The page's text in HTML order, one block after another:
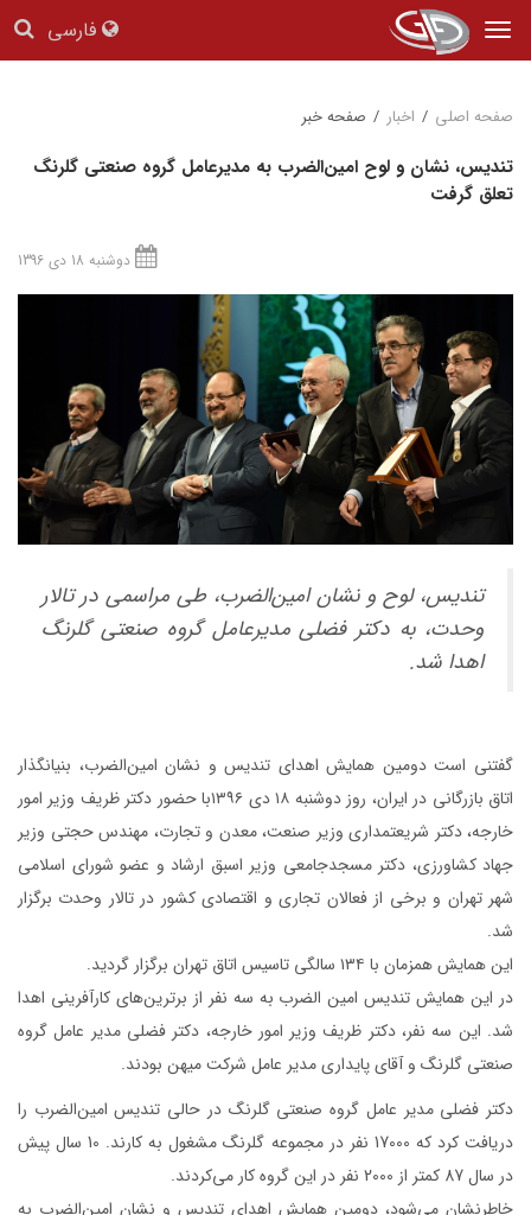
فارسی
صفحه اصلی / اخبار / صفحه خبر
تندیس، نشان و لوح امین‌‌الضرب به مدیرعامل گروه صنعتی گلرنگ
تعلق گرفت
دوشنبه 18 دی 1396
تندیس، لوح و نشان امین‌‌الضرب، طی مراسمی در تالار
وحدت، به دکتر فضلی مدیرعامل گروه صنعتی گلرنگ
اهدا شد.
گفتنی است دومین همایش اهدای تندیس و نشان امین‌الضرب، بنیانگذار
اتاق بازرگانی در ایران، روز دوشنبه ۱۸ دی ۱۳۹۶با حضور دکتر ظریف وزیر امور
خارجه، دکتر شریعتمداری وزیر صنعت، معدن و تجارت، مهندس حجتی وزیر
جهاد کشاورزی، دکتر مسجدجامعی وزیر اسبق ارشاد و عضو شورای اسلامی
شهر تهران و برخی از فعالان تجاری و اقتصادی کشور در تالار وحدت برگزار
شد.
این همایش همزمان با ۱۳۴ سالگی تاسیس اتاق تهران برگزار گردید.
در این همایش تندیس امین الضرب به سه نفر از برترین‌های کارآفرینی اهدا
شد. این سه نفر، دکتر ظریف وزیر امور خارجه، دکتر فضلی مدیر عامل گروه
صنعتی گلرنگ و آقای پایداری مدیر عامل شرکت میهن بودند.
دکتر فضلی مدیر عامل گروه صنعتی گلرنگ در حالی تندیس امین‌الضرب را
دریافت کرد که 17000 نفر در مجموعه‌ گلرنگ مشغول به کارند. 10 سال پیش
در سال 87 کمتر از 2000 نفر در این گروه کار می‌کردند.
خاطرنشان می‌شود، دومین همایش اهدای تندیس و نشان امین‌الضرب به